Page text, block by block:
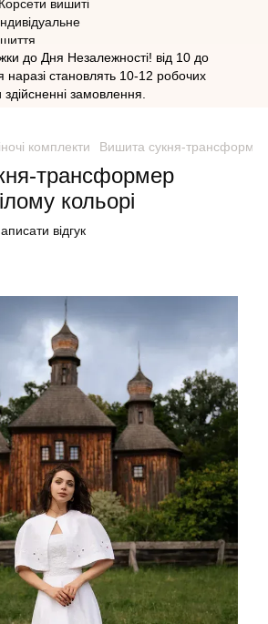
до Дня Незалежності! від 10 до
наразі становлять 10-12 робочих
замовлення.
комплекти Вишита сукня-
трансформер
кольорі
відгук